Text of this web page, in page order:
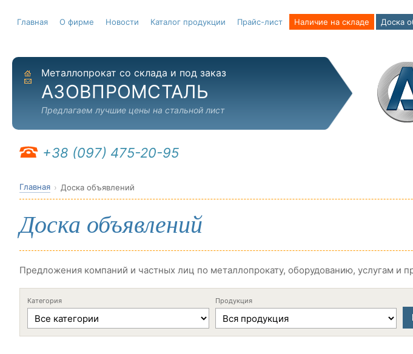
Главная О фирме Новости Каталог продукции Прайс-лист Наличие на складе Доска
На главную
Отправить письмо
Металлопрокат со склада и под заказ
АЗОВПРОМСТАЛЬ
Предлагаем лучшие цены на стальной лист
+38 (097) 475-20-95
Главная Доска объявлений
Доска объявлений
Предложения компаний и частных лиц по металлопрокату, оборудованию, услугам и
Категория Продукция